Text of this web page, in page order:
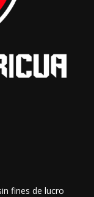
fines de lucro